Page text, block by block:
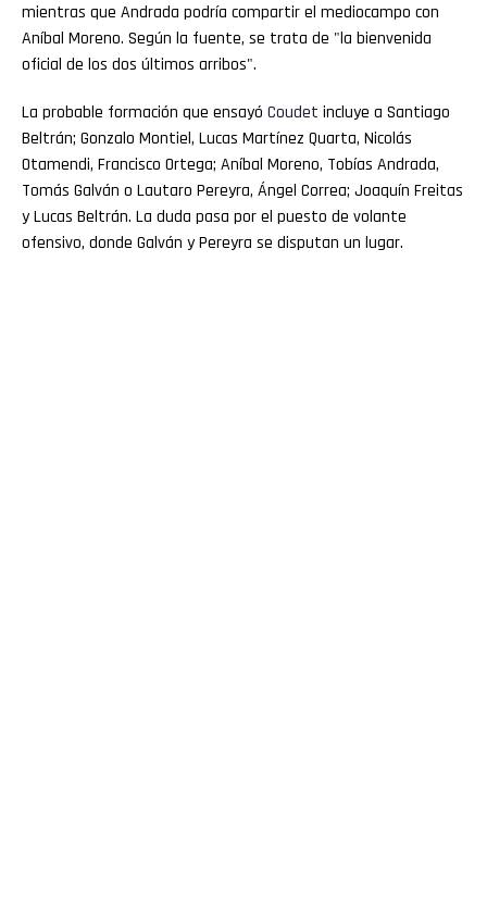
mientras que Andrada podría compartir el mediocampo con
Aníbal Moreno. Según la fuente, se trata de "la bienvenida
oficial de los dos últimos arribos".
La probable formación que ensayó Coudet incluye a Santiago
Beltrán; Gonzalo Montiel, Lucas Martínez Quarta, Nicolás
Otamendi, Francisco Ortega; Aníbal Moreno, Tobías Andrada,
Tomás Galván o Lautaro Pereyra, Ángel Correa; Joaquín Freitas
y Lucas Beltrán. La duda pasa por el puesto de volante
ofensivo, donde Galván y Pereyra se disputan un lugar.